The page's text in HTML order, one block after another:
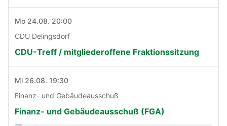
Mo 24.08. 20:00
CDU Delingsdorf
CDU-Treff / mitgliederoffene Fraktionssitzung
Mi 26.08. 19:30
Finanz- und Gebäudeausschuß
Finanz- und Gebäudeausschuß (FGA)